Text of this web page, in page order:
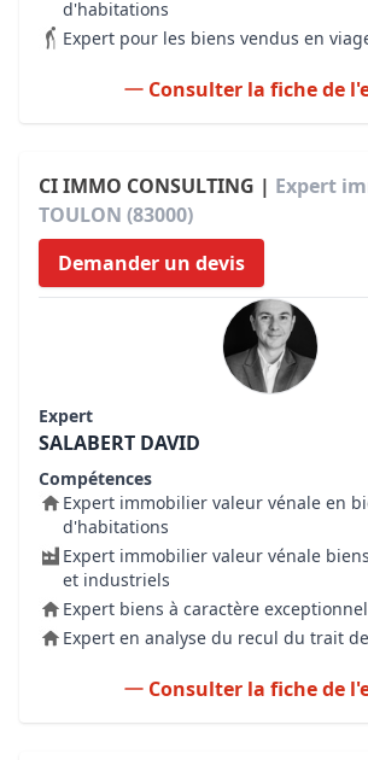
d'habitations
Expert pour les biens vendus en
Consulter la fiche de
CI IMMO CONSULTING | Expert
TOULON (83000)
Demander un devis
Expert
SALABERT DAVID
Compétences
Expert immobilier valeur vénale en
d'habitations
Expert immobilier valeur vénale
et industriels
Expert biens à caractère exceptionnel
Expert en analyse du recul du trait
Consulter la fiche de